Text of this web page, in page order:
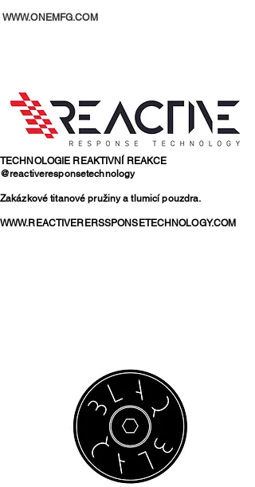
WWW.ONEMFG.COM
TECHNOLOGIE REAKTIVNÍ REAKCE
@reactiveresponsetechnology
Zakázkové titanové pružiny a tlumicí pouzdra.
WWW.REACTIVERERSSPONSETECHNOLOGY.COM